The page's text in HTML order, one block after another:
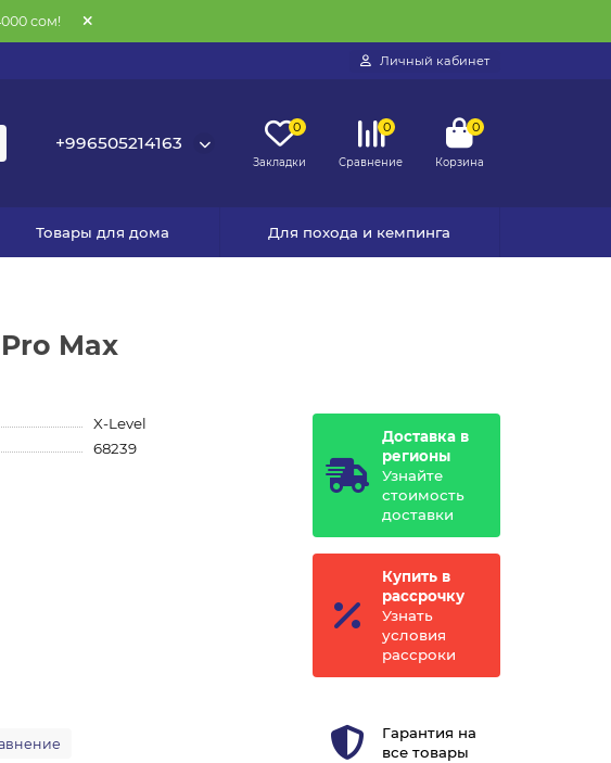
сом!
Личный кабинет
+996505214163
0
Закладки
0
Сравнение
0
Корзина
Товары для дома Для похода и кемпинга
Max
X-Level
68239
Доставка в
регионы
Узнайте
стоимость
доставки
Купить в
рассрочку
Узнать
условия
рассроки
Гарантия на
все товары